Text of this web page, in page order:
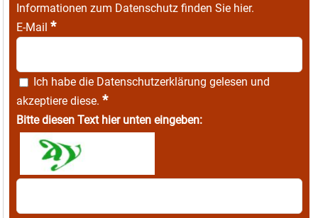
Informationen zum Datenschutz finden Sie hier.
E-Mail *
Ich habe die Datenschutzerklärung gelesen und
akzeptiere diese. *
Bitte diesen Text hier unten eingeben: